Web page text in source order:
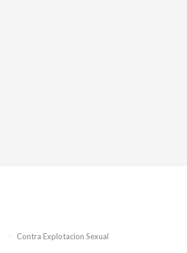
Contra Explotacion Sexual